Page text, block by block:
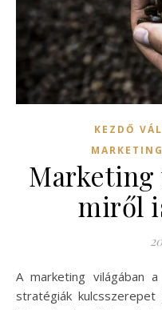
KEZDŐ
Marketing
miről
A marketing világában a kreatív ötletek és a hatékony
stratégiák